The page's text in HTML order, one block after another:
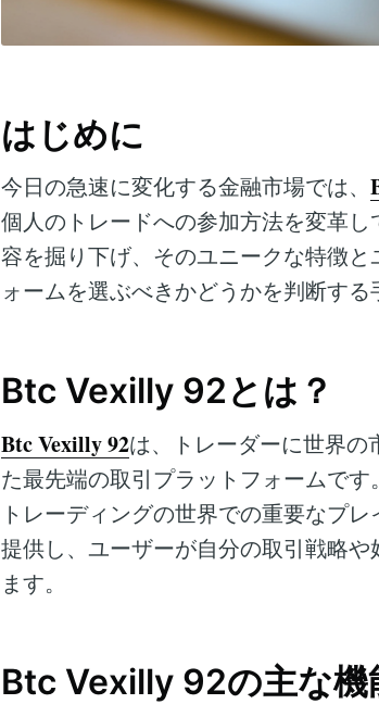
はじめに
今日の急速に変化する金融市場では、
個人のトレードへの参加方法を変革し
容を掘り下げ、そのユニークな特徴
ォームを選ぶべきかどうかを判断する
Btc Vexilly 92とは？
Btc Vexilly 92は、トレーダーに世界
た最先端の取引プラットフォームで
トレーディングの世界での重要なプ
提供し、ユーザーが自分の取引戦略
ます。
Btc Vexilly 92の主な機